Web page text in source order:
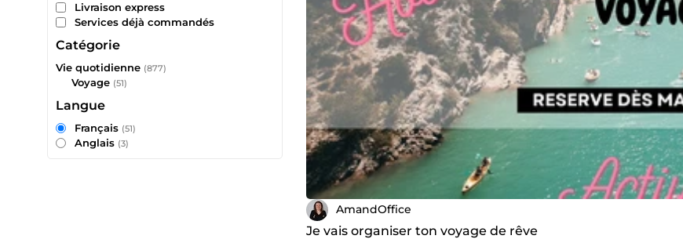
AmandOffice
Je vais organiser ton voyage de rêve
Livraison express
Services déjà commandés
Catégorie
Vie quotidienne (877)
Voyage (51)
Langue
Français (51)
Anglais (3)